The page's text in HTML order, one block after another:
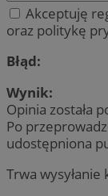
Akceptuję
oraz politykę
Błąd:
Wynik:
Opinia została
Po
udostępniona
Trwa